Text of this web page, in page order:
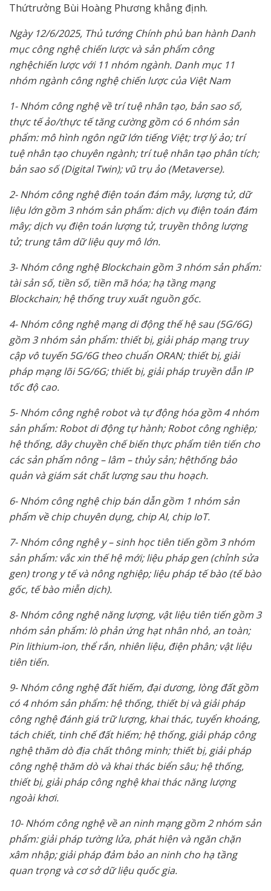
Thứtrưởng Bùi Hoàng Phương khẳng định.
Ngày 12/6/2025, Thủtướng Chính phủban hành Danh
mục công nghệchiến lược và sản phẩm công
nghệchiến lược với 11 nhóm ngành. Danh mục 11
nhóm ngành công nghệchiến lược của Việt Nam
1- Nhóm công nghệvềtrí tuệnhân tạo, bản sao số,
thực tế ảo/thực tếtăng cường gồm có 6 nhóm sản
phẩm: mô hình ngôn ngữlớn tiếng Việt; trợlýảo; trí
tuệnhân tạo chuyên ngành; trí tuệnhân tạo phân tích;
bản sao số(Digital Twin); vũ trụ ảo (Metaverse).
2- Nhóm công nghệđiện toán đám mây, lượng tử, dữ
liệu lớn gồm 3 nhóm sản phẩm: dịch vụđiện toán đám
mây; dịch vụđiện toán lượng tử, truyền thông lượng
tử; trung tâm dữliệu quy mô lớn.
3- Nhóm công nghệBlockchain gồm 3 nhóm sản phẩm:
tài sản số, tiền số, tiền mã hóa; hạtầng mạng
Blockchain; hệthống truy xuất nguồn gốc.
4- Nhóm công nghệmạng di động thếhệsau (5G/6G)
gồm 3 nhóm sản phẩm: thiết bị, giải pháp mạng truy
cập vô tuyến 5G/6G theo chuẩn ORAN; thiết bị, giải
pháp mạng lõi 5G/6G; thiết bị, giải pháp truyền dẫn IP
tốc độ cao.
5- Nhóm công nghệrobot và tựđộng hóa gồm 4 nhóm
sản phẩm: Robot di động tựhành; Robot công nghiệp;
hệthống, dây chuyền chếbiến thực phẩm tiên tiến cho
các sản phẩm nông – lâm – thủy sản; hệthống bảo
quản và giám sát chất lượng sau thu hoạch.
6- Nhóm công nghệchip bán dẫn gồm 1 nhóm sản
phẩm vềchip chuyên dụng, chip AI, chip IoT.
7- Nhóm công nghệy – sinh học tiên tiến gồm 3 nhóm
sản phẩm: vắc xin thếhệmới; liệu pháp gen (chỉnh sửa
gen) trong y tếvà nông nghiệp; liệu pháp tếbào (tếbào
gốc, tếbào miễn dịch).
8- Nhóm công nghệnăng lượng, vật liệu tiên tiến gồm 3
nhóm sản phẩm: lò phản ứng hạt nhân nhỏ, an toàn;
Pin lithium-ion, thểrắn, nhiên liệu, điện phân; vật liệu
tiên tiến.
9- Nhóm công nghệđất hiếm, đại dương, lòng đất gồm
có 4 nhóm sản phẩm: hệthống, thiết bịvà giải pháp
công nghệđánh giá trữlượng, khai thác, tuyển khoáng,
tách chiết, tinh chếđất hiếm; hệthống, giải pháp công
nghệthăm dò địa chất thông minh; thiết bị, giải pháp
công nghệthăm dò và khai thác biển sâu; hệthống,
thiết bị, giải pháp công nghệkhai thác năng lượng
ngoài khơi.
10- Nhóm công nghệvềan ninh mạng gồm 2 nhóm sản
phẩm: giải pháp tường lửa, phát hiện và ngăn chặn
xâm nhập; giải pháp đảm bảo an ninh cho hạtầng
quan trọng và cơsởdữliệu quốc gia.